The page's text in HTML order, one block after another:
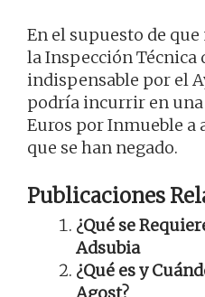
En el supuesto de
la Inspección Técnica
indispensable por el
podría incurrir en
Euros por Inmueble
que se han negado.
Publicaciones
¿Qué se
Adsubia
¿Qué es y